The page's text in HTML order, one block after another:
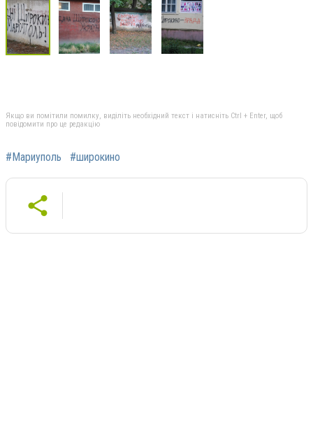
Якщо ви помітили помилку, виділіть необхідний текст і натисніть Ctrl + Enter, щоб
повідомити про це редакцію
#Мариуполь #широкино